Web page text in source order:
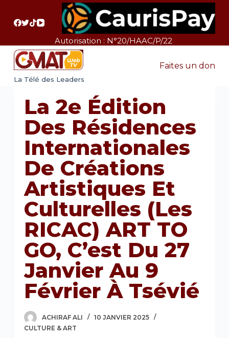
a
Autorisation : N°20/HAAC/P/22
La Télé des Leaders
Faites un don
La 2e Édition
Des Résidences
Internationales
De Créations
Artistiques Et
Culturelles (les
RICAC) ART TO
GO, C’est Du 27
Janvier Au 9
Février À Tsévié
ACHIRAF ALI
10 JANVIER 2025
CULTURE & ART